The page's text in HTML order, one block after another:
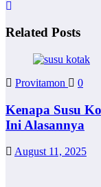
Related Posts
Provitamon 0
Kenapa Susu
Ini Alasannya
August 11, 2025